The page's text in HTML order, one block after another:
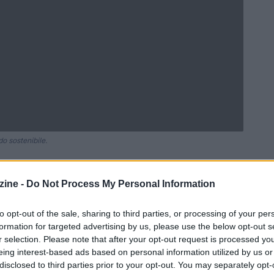
- Do Not Process My Personal Information
opt-out of the sale, sharing to third parties, or processing of your
for targeted advertising by us, please use the below opt-out
selection. Please note that after your opt-out request is processed
interest-based ads based on personal information utilized by us
to third parties prior to your opt-out. You may separately
sostenibile.
POWERED BY